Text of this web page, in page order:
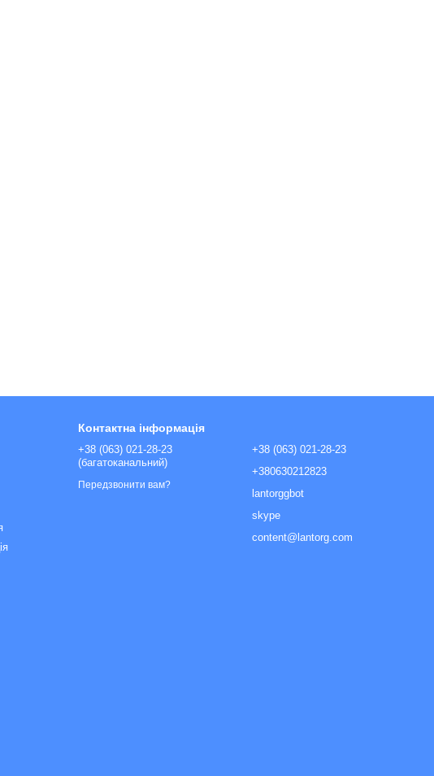
Контактна інформація
+38 (063) 021-28-23
(багатоканальний)
Передзвонити вам?
+38 (063) 021-28-23
+380630212823
lantorggbot
skype
content@lantorg.com